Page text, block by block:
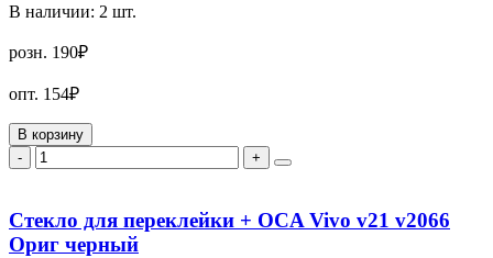
В наличии: 2 шт.
розн. 190₽
опт. 154₽
В корзину
-
+
Стекло для переклейки + OCA Vivo v21 v2066
Ориг черный